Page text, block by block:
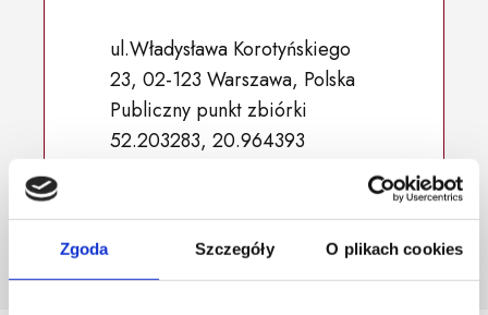
Zgoda Szczegóły O plikach cookies
ul.Władysława Korotyńskiego
23, 02-123 Warszawa, Polska
Publiczny punkt zbiórki
52.203283, 20.964393